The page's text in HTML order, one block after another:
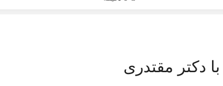
دکتر مقتدری